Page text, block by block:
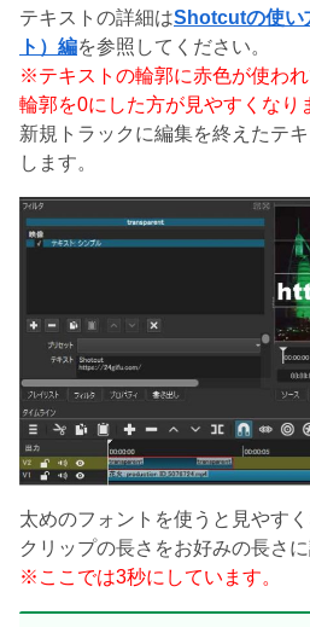
テキストの詳細はShotcutの使い
ト）編を参照してください。
※テキストの輪郭に赤色が使わ
輪郭を0にした方が見やすくなり
新規トラックに編集を終えたテ
します。
太めのフォントを使うと見やすく
クリップの長さをお好みの長さに
※ここでは3秒にしています。